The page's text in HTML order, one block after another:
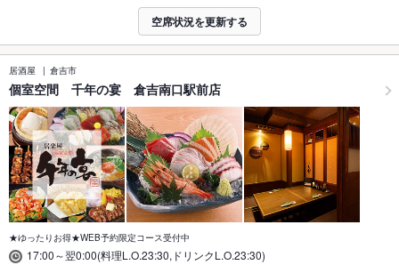
空席状況を更新する
居酒屋 倉吉市
個室空間 千年の宴 倉吉南口駅前店
★ゆったりお得★WEB予約限定コース受付中
17:00～翌0:00(料理L.O.23:30,ドリンクL.O.23:30)